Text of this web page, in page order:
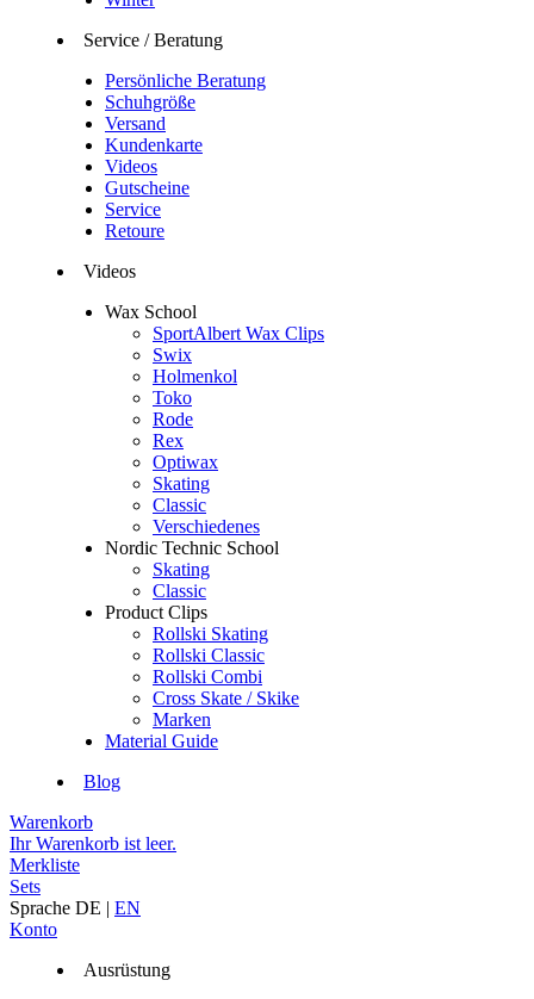
Service / Beratung
Persönliche Beratung
Schuhgröße
Versand
Kundenkarte
Videos
Gutscheine
Service
Retoure
Videos
Wax School
SportAlbert Wax Clips
Swix
Holmenkol
Toko
Rode
Rex
Optiwax
Skating
Classic
Verschiedenes
Nordic Technic School
Skating
Classic
Product Clips
Rollski Skating
Rollski Classic
Rollski Combi
Cross Skate / Skike
Marken
Material Guide
Blog
Warenkorb
Ihr Warenkorb ist leer.
Merkliste
Sets
Sprache DE | EN
Konto
Ausrüstung